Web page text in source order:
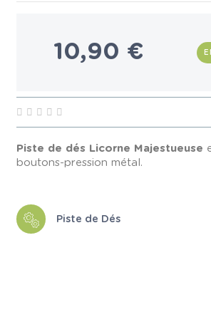
10,90 €
Piste de dés Licorne Majestueuse
boutons-pression métal.
Piste de Dés